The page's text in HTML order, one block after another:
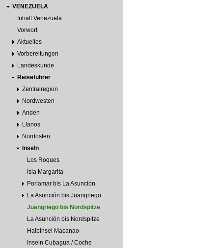
VENEZUELA
Inhalt Venezuela
Vorwort
Aktuelles
Vorbereitungen
Landeskunde
Reiseführer
Zentralregion
Nordwesten
Anden
Llanos
Nordosten
Inseln
Los Roques
Isla Margarita
Porlamar bis La Asunción
La Asunción bis Juangriego
Juangriego bis Nordspitze
La Asunción bis Nordspitze
Halbinsel Macanao
Inseln Cubagua / Coche